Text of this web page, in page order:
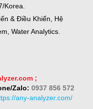
Korea.
& Điều Khiển, Hệ
Water Analytics.
;
Zalo: 0937 856 572
any-analyzer.com/